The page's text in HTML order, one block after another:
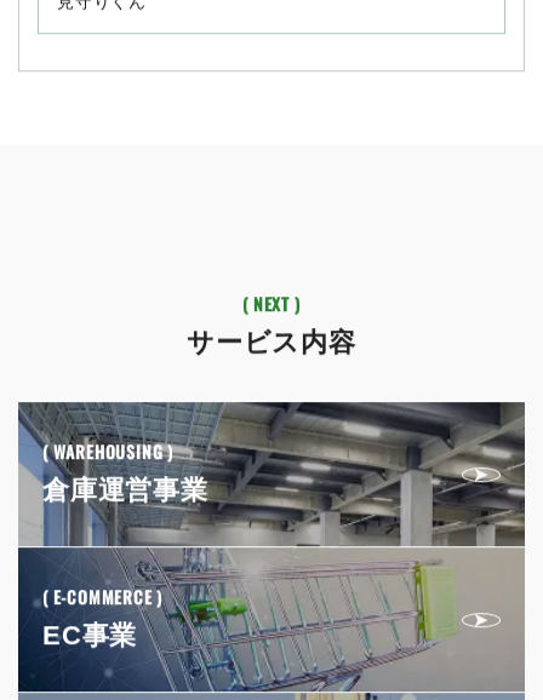
離院
見守りくん
( NEXT )
( WAREHOUSING )
倉庫運営事業
( E-COMMERCE )
EC事業